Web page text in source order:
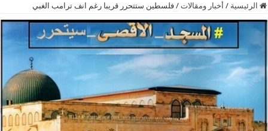
الرئيسية / أخبار ومقالات / فلسطين ستتحرر قريبا رغم انف ترامب الغبي